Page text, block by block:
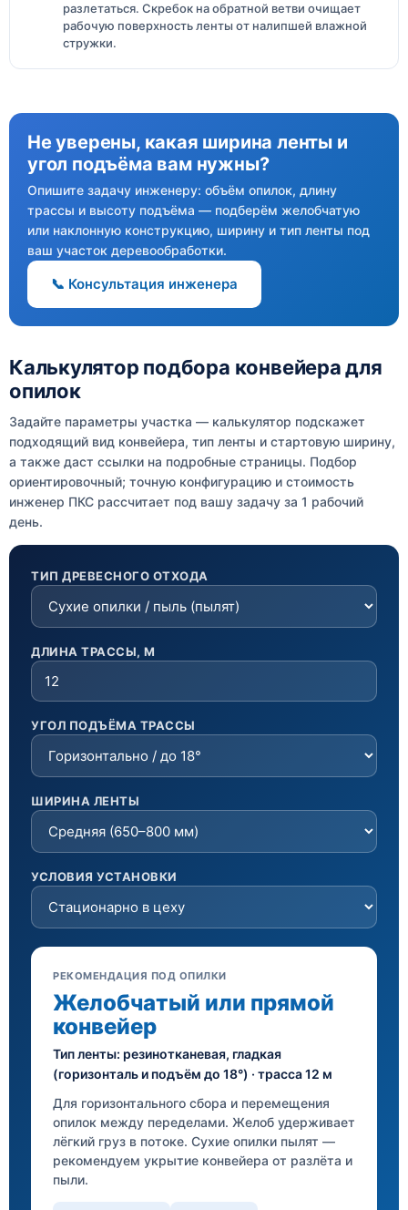
разлетаться. Скребок на обратной ветви очищает
рабочую поверхность ленты от налипшей влажной
стружки.
Не уверены, какая ширина ленты и
угол подъёма вам нужны?
Опишите задачу инженеру: объём опилок, длину
трассы и высоту подъёма — подберём желобчатую
или наклонную конструкцию, ширину и тип ленты под
ваш участок деревообработки.
📞 Консультация инженера
Калькулятор подбора конвейера для
опилок
Задайте параметры участка — калькулятор подскажет
подходящий вид конвейера, тип ленты и стартовую ширину,
а также даст ссылки на подробные страницы. Подбор
ориентировочный; точную конфигурацию и стоимость
инженер ПКС рассчитает под вашу задачу за 1 рабочий
день.
ТИП ДРЕВЕСНОГО ОТХОДА
ДЛИНА ТРАССЫ, М
УГОЛ ПОДЪЁМА ТРАССЫ
ШИРИНА ЛЕНТЫ
УСЛОВИЯ УСТАНОВКИ
РЕКОМЕНДАЦИЯ ПОД ОПИЛКИ
Желобчатый или прямой
конвейер
Тип ленты: резинотканевая, гладкая
(горизонталь и подъём до 18°) · трасса 12 м
Для горизонтального сбора и перемещения
опилок между переделами. Желоб удерживает
лёгкий груз в потоке. Сухие опилки пылят —
рекомендуем укрытие конвейера от разлёта и
пыли.